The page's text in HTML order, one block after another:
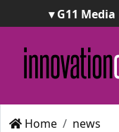
▾ G11
ImpresaCity |
Awards
Italian
Home
news